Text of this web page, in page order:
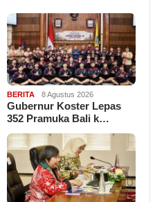
BERITA 8 Agustus 2026
Gubernur Koster Lepas
352 Pramuka Bali k…